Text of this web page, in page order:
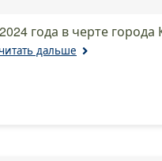
года в черте города
читать дальше